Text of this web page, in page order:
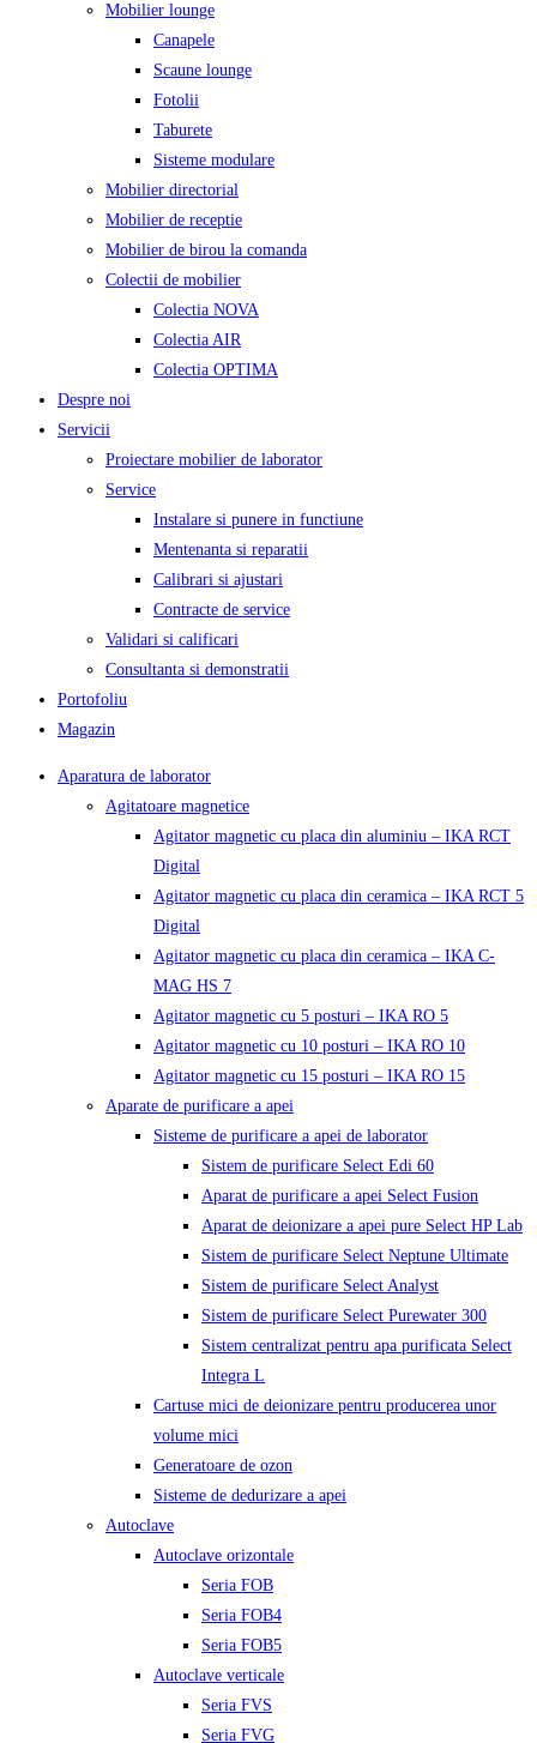
Mobilier lounge
Canapele
Scaune lounge
Fotolii
Taburete
Sisteme modulare
Mobilier directorial
Mobilier de receptie
Mobilier de birou la comanda
Colectii de mobilier
Colectia NOVA
Colectia AIR
Colectia OPTIMA
Despre noi
Servicii
Proiectare mobilier de laborator
Service
Instalare si punere in functiune
Mentenanta si reparatii
Calibrari si ajustari
Contracte de service
Validari si calificari
Consultanta si demonstratii
Portofoliu
Magazin
Aparatura de laborator
Agitatoare magnetice
Agitator magnetic cu placa din aluminiu – IKA RCT
Digital
Agitator magnetic cu placa din ceramica – IKA RCT 5
Digital
Agitator magnetic cu placa din ceramica – IKA C-
MAG HS 7
Agitator magnetic cu 5 posturi – IKA RO 5
Agitator magnetic cu 10 posturi – IKA RO 10
Agitator magnetic cu 15 posturi – IKA RO 15
Aparate de purificare a apei
Sisteme de purificare a apei de laborator
Sistem de purificare Select Edi 60
Aparat de purificare a apei Select Fusion
Aparat de deionizare a apei pure Select HP Lab
Sistem de purificare Select Neptune Ultimate
Sistem de purificare Select Analyst
Sistem de purificare Select Purewater 300
Sistem centralizat pentru apa purificata Select
Integra L
Cartuse mici de deionizare pentru producerea unor
volume mici
Generatoare de ozon
Sisteme de dedurizare a apei
Autoclave
Autoclave orizontale
Seria FOB
Seria FOB4
Seria FOB5
Autoclave verticale
Seria FVS
Seria FVG